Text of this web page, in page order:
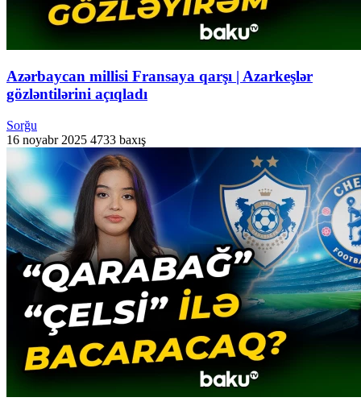
Azərbaycan millisi Fransaya qarşı | Azarkeşlər
gözləntilərini açıqladı
Sorğu
16 noyabr 2025 4733 baxış